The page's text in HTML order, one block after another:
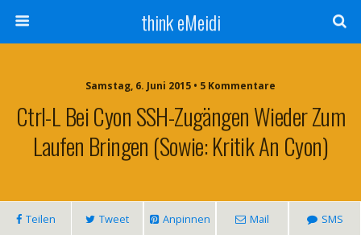
think eMeidi
Samstag, 6. Juni 2015 • 5 Kommentare
Ctrl-L Bei Cyon SSH-Zugängen Wieder Zum
Laufen Bringen (sowie: Kritik An Cyon)
Teilen Tweet Anpinnen Mail SMS